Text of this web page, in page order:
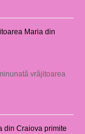
Maria din
vrăjitoarea
din Craiova primite